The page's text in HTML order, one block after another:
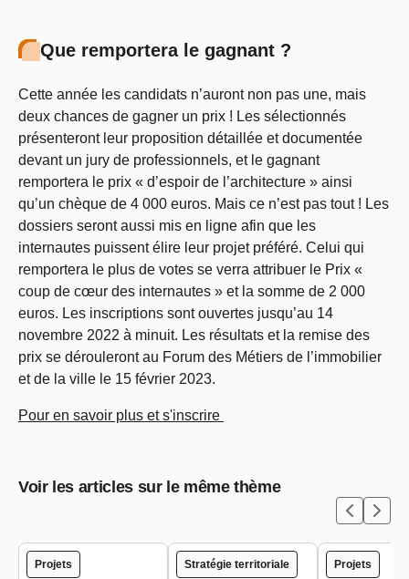
Que remportera le gagnant ?
Cette année les candidats n’auront non pas une, mais
deux chances de gagner un prix ! Les sélectionnés
présenteront leur proposition détaillée et documentée
devant un jury de professionnels, et le gagnant
remportera le prix « d’espoir de l’architecture » ainsi
qu’un chèque de 4 000 euros. Mais ce n’est pas tout ! Les
dossiers seront aussi mis en ligne afin que les
internautes puissent élire leur projet préféré. Celui qui
remportera le plus de votes se verra attribuer le Prix «
coup de cœur des internautes » et la somme de 2 000
euros. Les inscriptions sont ouvertes jusqu’au 14
novembre 2022 à minuit. Les résultats et la remise des
prix se dérouleront au Forum des Métiers de l’immobilier
et de la ville le 15 février 2023.
Pour en savoir plus et s'inscrire
Voir les articles sur le même thème
Projets Stratégie territoriale Projets